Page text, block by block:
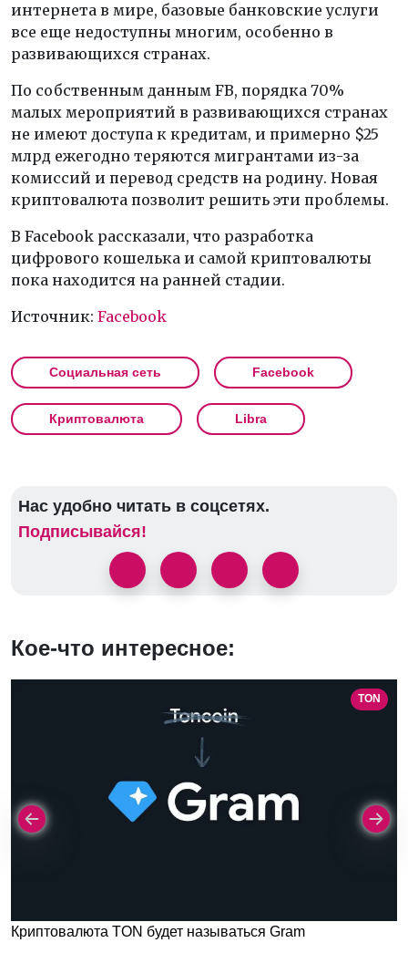
интернета в мире, базовые банковские услуги
все еще недоступны многим, особенно в
развивающихся странах.
По собственным данным FB, порядка 70%
малых мероприятий в развивающихся странах
не имеют доступа к кредитам, и примерно $25
млрд ежегодно теряются мигрантами из-за
комиссий и перевод средств на родину. Новая
криптовалюта позволит решить эти проблемы.
В Facebook рассказали, что разработка
цифрового кошелька и самой криптовалюты
пока находится на ранней стадии.
Источник: Facebook
Социальная сеть Facebook
Криптовалюта Libra
Нас удобно читать в соцсетях.
Подписывайся!
Кое-что интересное:
TON
Криптовалюта TON будет называться Gram